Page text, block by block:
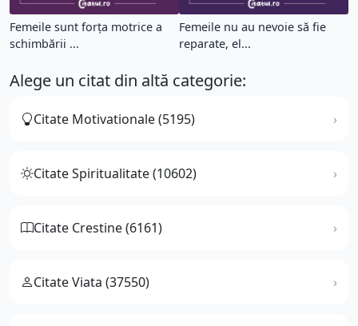
Femeile sunt forța motrice a
schimbării ...
Femeile nu au nevoie să fie
reparate, el...
Alege un citat din altă categorie:
Citate Motivationale (5195)
Citate Spiritualitate (10602)
Citate Crestine (6161)
Citate Viata (37550)